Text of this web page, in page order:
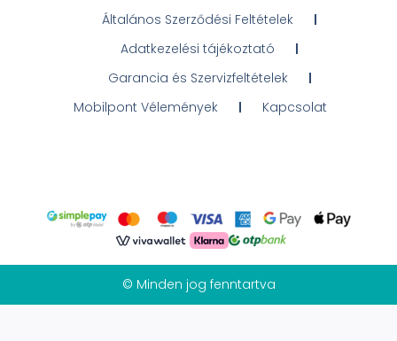
Általános Szerződési Feltételek
Adatkezelési tájékoztató
Garancia és Szervizfeltételek
Mobilpont Vélemények
Kapcsolat
© Minden jog fenntartva